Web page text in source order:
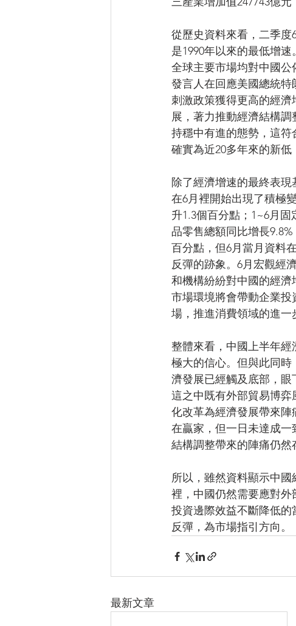
從歷史資料來看，二季度
是1990年以來的最低增
全球主要市場均對中國
發言人在回應美國總統
刺激政策獲得更高的經
展，著力推動經濟結構
持穩中有進的態勢，這
確實為近20多年來的新低
除了經濟增速的最終表
在6月裡開始出現了積極
升1.3個百分點；1~6月
品零售總額同比增長
百分點，但6月當月資料
反彈的跡象。6月宏觀經
和機構紛紛對中國的經
市場環境將會帶動企業
場，推進消費領域的進一
整體來看，中國上半年
極大的信心。但與此同
濟發展已經觸及底部，眼
這之中既有外部貿易博
化改革為經濟發展帶來
在贏家，但一日未達成
結構調整帶來的陣痛仍然
所以，雖然資料顯示中
裡，中國仍然需要應對
投資邊際效益不斷降低
反彈，為市場指引方向。
最新文章